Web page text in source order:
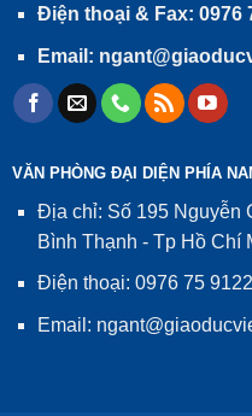
Điện thoại & Fax: 0976
Email:
VĂN PHÒNG ĐẠI DIỆN PHÍA
Địa chỉ: Số 195 Nguyễn
Bình Thạnh - Tp Hồ Chí
Điện thoại: 0976 75 9122
Email: